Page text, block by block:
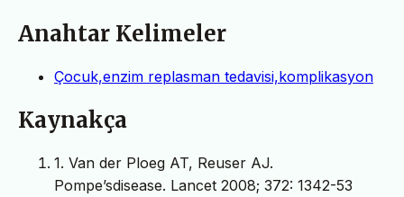
Anahtar Kelimeler
Çocuk,enzim replasman tedavisi,komplikasyon
Kaynakça
1. Van der Ploeg AT, Reuser AJ.
Pompe’sdisease. Lancet 2008; 372: 1342-53